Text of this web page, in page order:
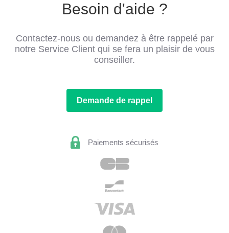
Besoin d'aide ?
Contactez-nous ou demandez à être rappelé par
notre Service Client qui se fera un plaisir de vous
conseiller.
Demande de rappel
Paiements sécurisés